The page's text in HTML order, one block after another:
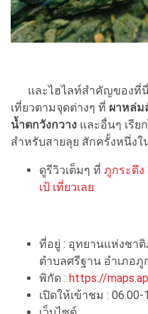
และไฮไลท์สำคัญของที่นี่
เที่ยวตามจุดต่างๆ ที่ ผาหล่ม
น้ำตกวังกวาง และอื่นๆ เรีย
สำหรับสายลุย สักครั้งหนึ่ง
ดูรีวิวเต็มๆ ที่ ภูกระดึง
เป้ เที่ยวเลย
ที่อยู่ : อุทยานแห่งชา
ตำบลศรีฐาน อำเภอภู
พิกัด : https://
เปิดให้เข้าชม : 06.00-